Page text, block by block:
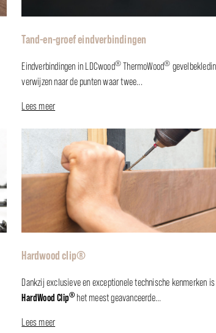
Tand-en-groef eindverbindingen
Eindverbindingen in LDCwood®ThermoWood®
verwijzen naar de punten waar twee...
Lees meer
Hardwood clip®
Dankzij exclusieve en exceptionele technische kenmerken is
HardWood Clip®het meest geavanceerde...
Lees meer